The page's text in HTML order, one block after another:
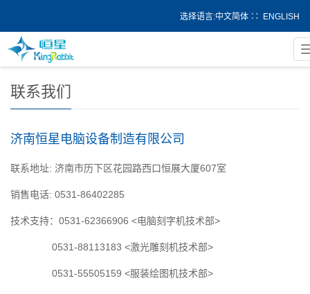
选择语言:中文简体 ∷ ENGLISH
当前位置：
联系我们
济南恒星电脑设备制造有限公司
联系地址: 济南市历下区花园路西口恒展大厦607室
销售电话: 0531-86402285
技术支持：0531-62366906 <电脑刻字机技术部>
0531-88113183 <激光雕刻机技术部>
0531-55505159 <服装绘图机技术部>